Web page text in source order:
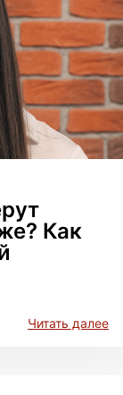
Как
Читать далее